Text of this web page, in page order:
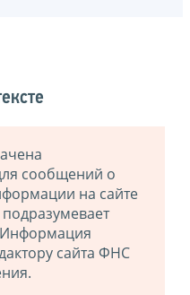
сообщений о
на сайте
Информация
сайта ФНС